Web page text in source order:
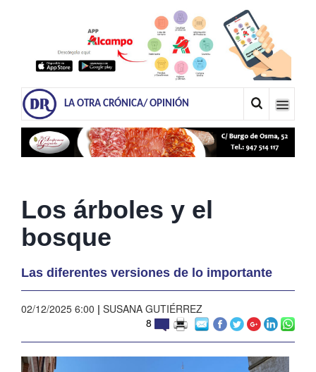
LA OTRA CRÓNICA/ OPINIÓN
Los árboles y el
bosque
Las diferentes versiones de lo importante
02/12/2025 6:00 | SUSANA GUTIÉRREZ
8